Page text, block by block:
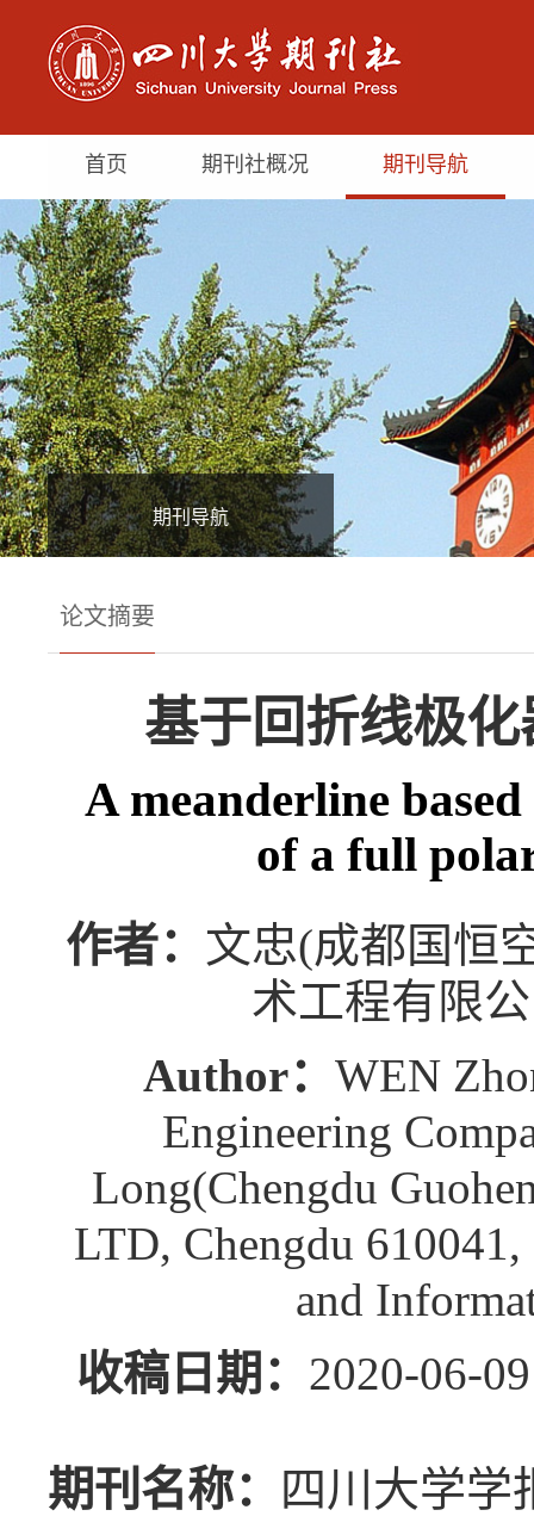
首页 期刊社概况 期刊导航
期刊导航
论文摘要
基于回折线极
A meanderline
of a full
作者： 文忠(成都国恒
术工程有限
Author： WEN
Engineering
Long(Chengdu
LTD, Chengdu
and
收稿日期： 2020-
期刊名称：
四川大学学